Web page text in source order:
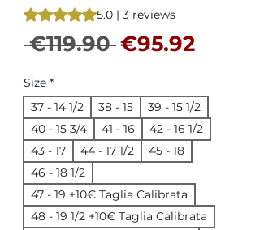
Rating is 5.0 out of five stars based on 3
5.0 | 3 reviews
€119.90 Regular Price
€95.92Sale
Size *
37 - 14 1/2
38 - 15
39 - 15 1/2
40 - 15 3/4
41 - 16
42 - 16 1/2
43 - 17
44 - 17 1/2
45 - 18
46 - 18 1/2
47 - 19 +10€ Taglia Calibrata
48 - 19 1/2 +10€ Taglia Calibrata